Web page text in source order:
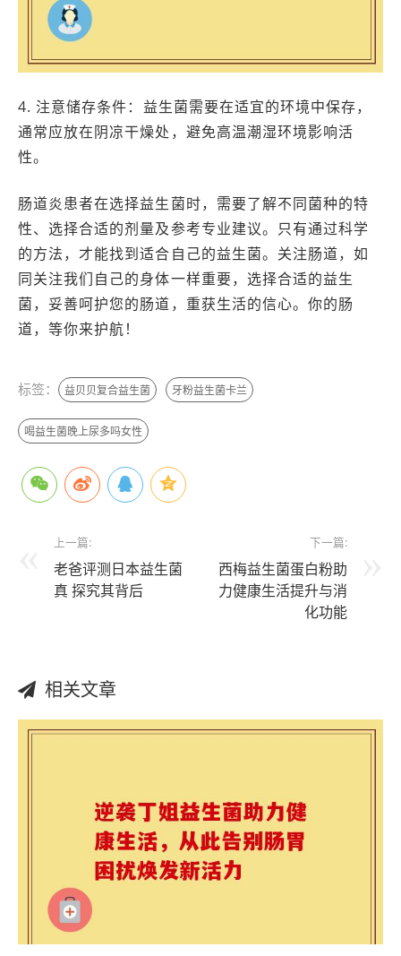
4. 注意储存条件：益生菌需要在适宜的环境中保存，
通常应放在阴凉干燥处，避免高温潮湿环境影响活
性。
肠道炎患者在选择益生菌时，需要了解不同菌种的特
性、选择合适的剂量及参考专业建议。只有通过科学
的方法，才能找到适合自己的益生菌。关注肠道，如
同关注我们自己的身体一样重要，选择合适的益生
菌，妥善呵护您的肠道，重获生活的信心。你的肠
道，等你来护航！
标签： 益贝贝复合益生菌 牙粉益生菌卡兰
喝益生菌晚上尿多吗女性
上一篇:
老爸评测日本益生菌
真 探究其背后
下一篇:
西梅益生菌蛋白粉助
力健康生活提升与消
化功能
相关文章